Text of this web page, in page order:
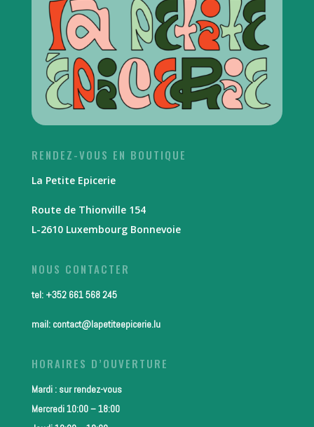
RENDEZ-VOUS EN BOUTIQUE
La Petite Epicerie
Route de Thionville 154
L-2610 Luxembourg Bonnevoie
NOUS CONTACTER
tel: +352 661 568 245
mail: contact@lapetiteepicerie.lu
HORAIRES D’OUVERTURE
Mardi : sur rendez-vous
Mercredi 10:00 – 18:00